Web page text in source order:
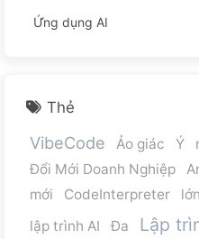
Ứng dụng AI
Thẻ
VibeCode Ảo giác Ý
Đổi Mới Doanh Nghiệp
mới
CodeInterpreter lớn
lập trình AI
Đa Lập